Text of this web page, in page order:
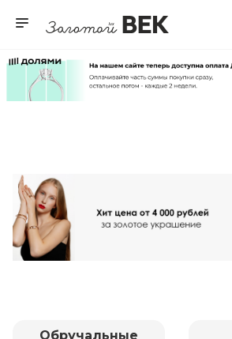
Обручальные